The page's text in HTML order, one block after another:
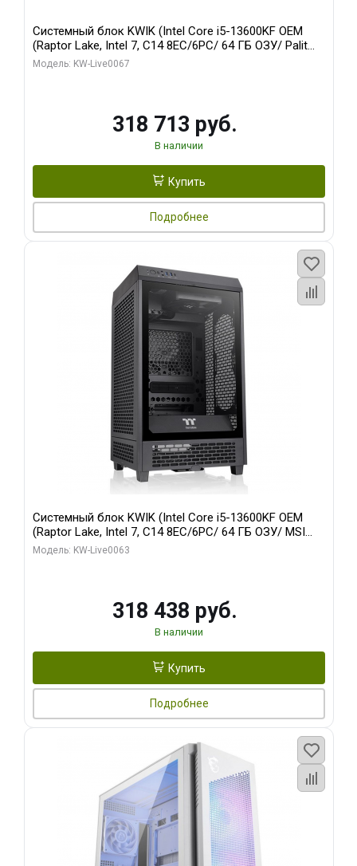
Системный блок KWIK (Intel Core i5-13600KF OEM
(Raptor Lake, Intel 7, C14 8EC/6PC/ 64 ГБ ОЗУ/ Palit
RTX5080 GAMINGPRO OC 16GB GDDR7 256bit 3xDP
Модель: KW-Live0067
318 713 руб.
В наличии
Купить
Подробнее
Системный блок KWIK (Intel Core i5-13600KF OEM
(Raptor Lake, Intel 7, C14 8EC/6PC/ 64 ГБ ОЗУ/ MSI
RTX5080 VENTUS 3X OC 16GB GDDR7 256bit 3xDP
Модель: KW-Live0063
318 438 руб.
В наличии
Купить
Подробнее